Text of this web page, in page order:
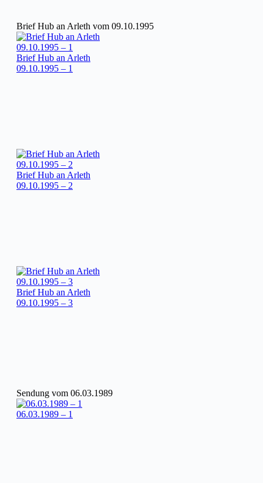
Brief Hub an Arleth vom 09.10.1995
Brief Hub an Arleth
09.10.1995 – 1
Brief Hub an Arleth
09.10.1995 – 2
Brief Hub an Arleth
09.10.1995 – 3
Sendung vom 06.03.1989
06.03.1989 – 1